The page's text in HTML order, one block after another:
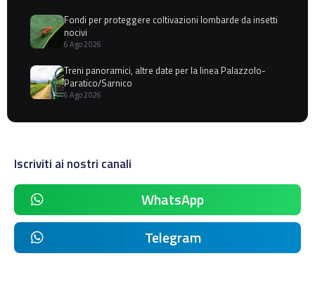
Fondi per proteggere coltivazioni lombarde da insetti
nocivi
6 Ago 2026
Treni panoramici, altre date per la linea Palazzolo-
Paratico/Sarnico
6 Ago 2026
Iscriviti ai nostri canali
WhatsApp
Telegram